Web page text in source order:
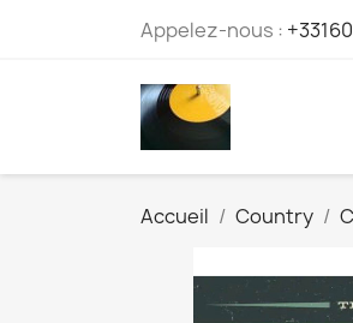
Appelez-nous :
Accueil Country